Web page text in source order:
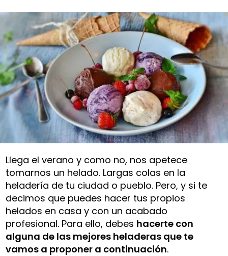
Llega el verano y como no, nos apetece
tomarnos un helado. Largas colas en la
heladería de tu ciudad o pueblo. Pero, y si te
decimos que puedes hacer tus propios
helados en casa y con un acabado
profesional. Para ello, debes hacerte con
alguna de las mejores heladeras que te
vamos a proponer a continuación.